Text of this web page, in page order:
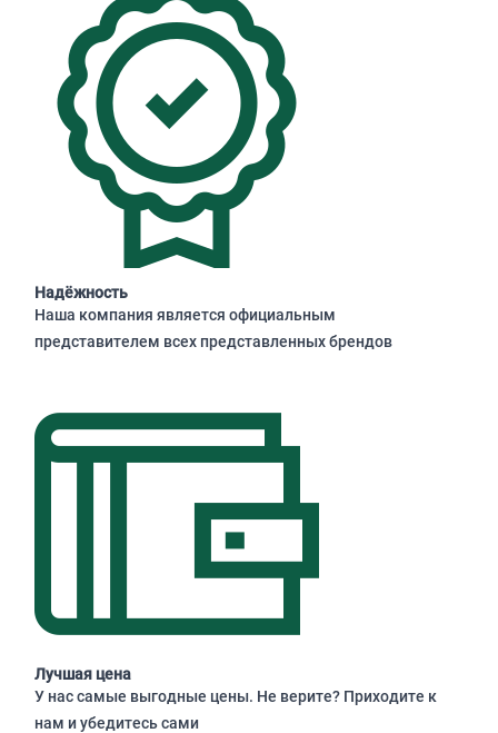
Надёжность
Наша компания является официальным
представителем всех представленных брендов
Лучшая цена
У нас самые выгодные цены. Не верите? Приходите к
нам и убедитесь сами